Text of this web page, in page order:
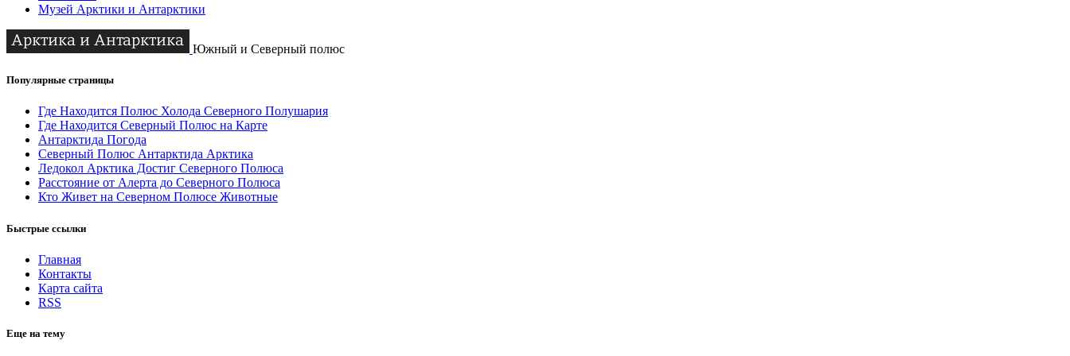
Музей Арктики и Антарктики
Южный и Северный полюс
Популярные страницы
Где Находится Полюс Холода Северного Полушария
Где Находится Северный Полюс на Карте
Антарктида Погода
Северный Полюс Антарктида Арктика
Ледокол Арктика Достиг Северного Полюса
Расстояние от Алерта до Северного Полюса
Кто Живет на Северном Полюсе Животные
Быстрые ссылки
Главная
Контакты
Карта сайта
RSS
Еще на тему